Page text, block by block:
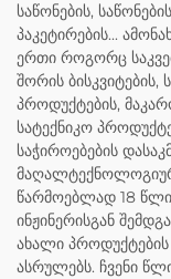
საწონების,
პაკეტირების...
ერთი როგორც
შორის ბისკვიტების,
პროდუქტების,
სატექნიკო
საჭიროებების
წარმოებლად 18
ინჟინერისგან
ახალი
ასრულებს. ჩვენი